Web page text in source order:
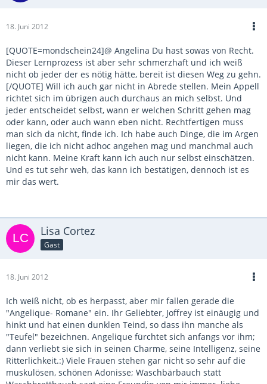
18. Juni 2012
[QUOTE=mondschein24]@ Angelina Du hast sowas von Recht.
Dieser Lernprozess ist aber sehr schmerzhaft und ich weiß
nicht ob jeder der es nötig hätte, bereit ist diesen Weg zu gehn.
[/QUOTE] Will ich auch gar nicht in Abrede stellen. Mein Appell
richtet sich im übrigen auch durchaus an mich selbst. Und
jeder entscheidet selbst, wann er welchen Schritt gehen mag
oder kann, oder auch wann eben nicht. Rechtfertigen muss
man sich da nicht, finde ich. Ich habe auch Dinge, die im Argen
liegen, die ich nicht adhoc angehen mag und manchmal auch
nicht kann. Meine Kraft kann ich auch nur selbst einschätzen.
Und es tut sehr weh, das kann ich bestätigen, dennoch ist es
mir das wert.
Lisa Cortez
Gast
18. Juni 2012
Ich weiß nicht, ob es herpasst, aber mir fallen gerade die
"Angelique- Romane" ein. Ihr Geliebter, Joffrey ist einäugig und
hinkt und hat einen dunklen Teind, so dass ihn manche als
"Teufel" bezeichnen. Angelique fürchtet sich anfangs vor ihm;
dann verliebt sie sich in seinen Charme, seine Intelligenz, seine
Ritterlichkeit.:) Viele Frauen stehen gar nicht so sehr auf die
muskulösen, schönen Adonisse; Waschbärbauch statt